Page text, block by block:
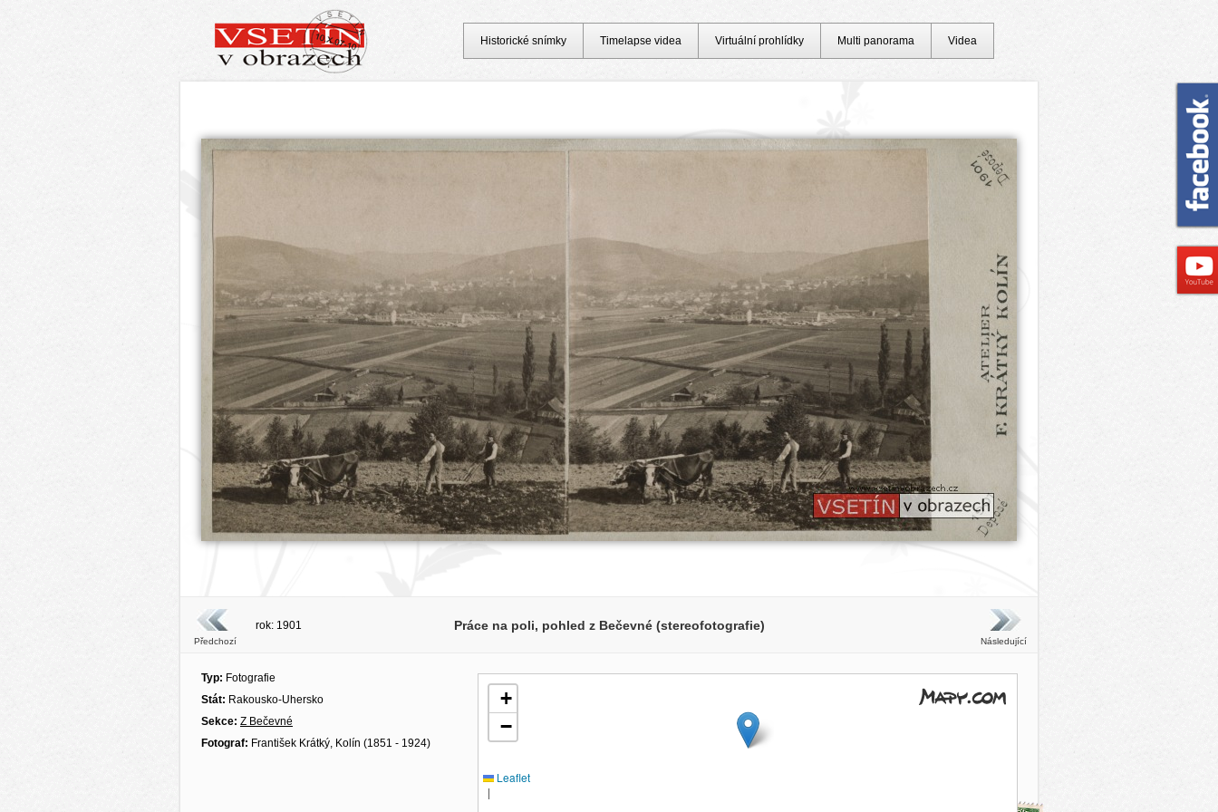
Předchozí
rok: 1901 Práce na poli, pohled z Bečevné (stereofotografie)
Následující
Typ: Fotografie
Stát: Rakousko-Uhersko
Sekce: Z Bečevné
Fotograf: František Krátký, Kolín (1851 - 1924)
+
−
Leaflet
|
Historické snímky Timelapse videa Virtuální prohlídky Multi panorama Videa